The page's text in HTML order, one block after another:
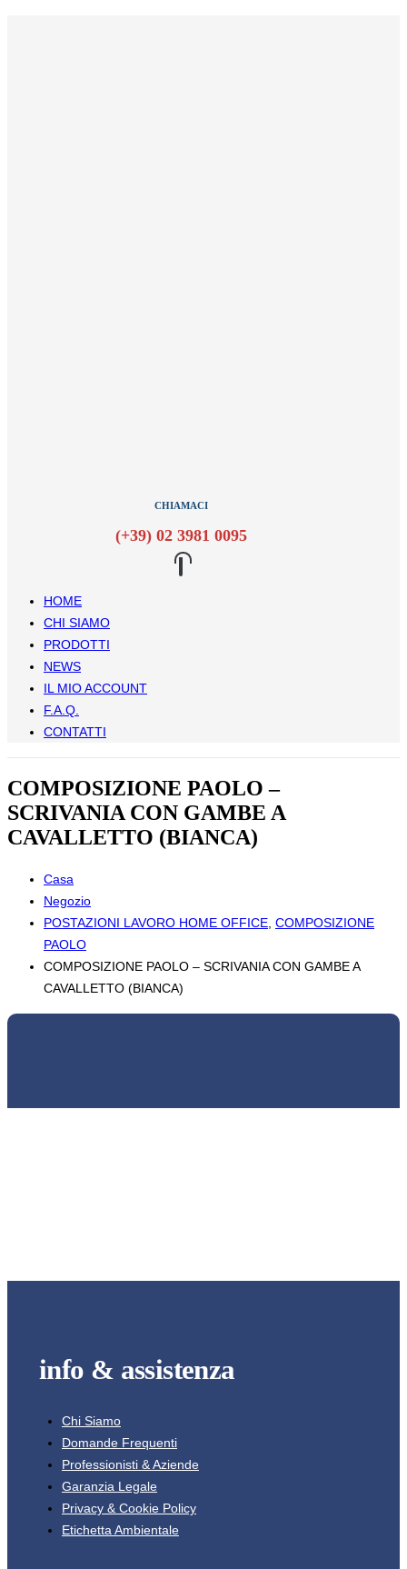
CHIAMACI
(+39) 02 3981 0095
HOME
CHI SIAMO
PRODOTTI
NEWS
IL MIO ACCOUNT
F.A.Q.
CONTATTI
COMPOSIZIONE PAOLO –
SCRIVANIA CON GAMBE A
CAVALLETTO (BIANCA)
Casa
Negozio
POSTAZIONI LAVORO HOME OFFICE COMPOSIZIONE
PAOLO
COMPOSIZIONE PAOLO – SCRIVANIA CON GAMBE A
CAVALLETTO (BIANCA)
info & assistenza
Chi Siamo
Domande Frequenti
Professionisti & Aziende
Garanzia Legale
Privacy & Cookie Policy
Etichetta Ambientale